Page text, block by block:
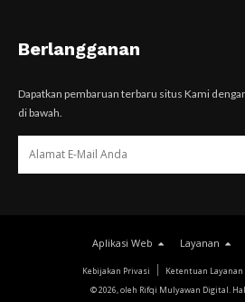
Berlangganan
Dapatkan pembaruan terbaru situs Kami
di bawah.
Aplikasi Web Layanan
Kebijakan Privasi Ketentuan Layanan
© 2026, oleh Rifqi Mulyawan Digital.